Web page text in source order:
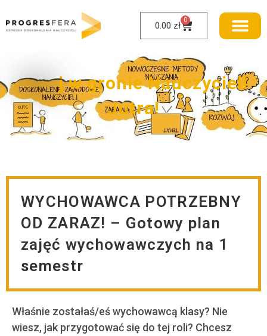
0.00 zł 0
Witaj w gronie Nauczycieli
Jutra!
WYCHOWAWCA POTRZEBNY
OD ZARAZ! – Gotowy plan
zajęć wychowawczych na 1
semestr
Właśnie zostałaś/eś wychowawcą klasy? Nie
wiesz, jak przygotować się do tej roli? Chcesz